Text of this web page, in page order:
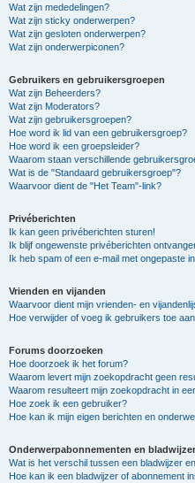
Wat zijn mededelingen?
Wat zijn sticky onderwerpen?
Wat zijn gesloten onderwerpen?
Wat zijn onderwerpiconen?
Gebruikers en gebruikersgroepen
Wat zijn Beheerders?
Wat zijn Moderators?
Wat zijn gebruikersgroepen?
Hoe word ik lid van een gebruikersgroep?
Hoe word ik een groepsleider?
Waarom staan verschillende
Wat is de "Standaard gebruikersgroep"?
Waarvoor dient de "Het Team"-link?
Privéberichten
Ik kan geen privéberichten sturen!
Ik blijf ongewenste privéberichten
Ik heb spam of een e-mail met ongepaste
Vrienden en vijanden
Waarvoor dient mijn vrienden- en
Hoe verwijder of voeg ik gebruikers toe
Forums doorzoeken
Hoe doorzoek ik het forum?
Waarom levert mijn zoekopdracht geen
Waarom resulteert mijn zoekopdracht in
Hoe zoek ik een gebruiker?
Hoe kan ik mijn eigen berichten en
Onderwerpabonnementen en
Wat is het verschil tussen een bladwijzer
Hoe kan ik een bladwijzer of abonnement